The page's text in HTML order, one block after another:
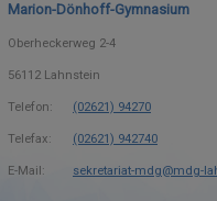
Marion-Dönhoff-Gymnasium
Oberheckerweg 2-4
56112 Lahnstein
Telefon: (02621) 94270
Telefax: (02621) 942740
E-Mail: sekretariat-mdg@mdg-